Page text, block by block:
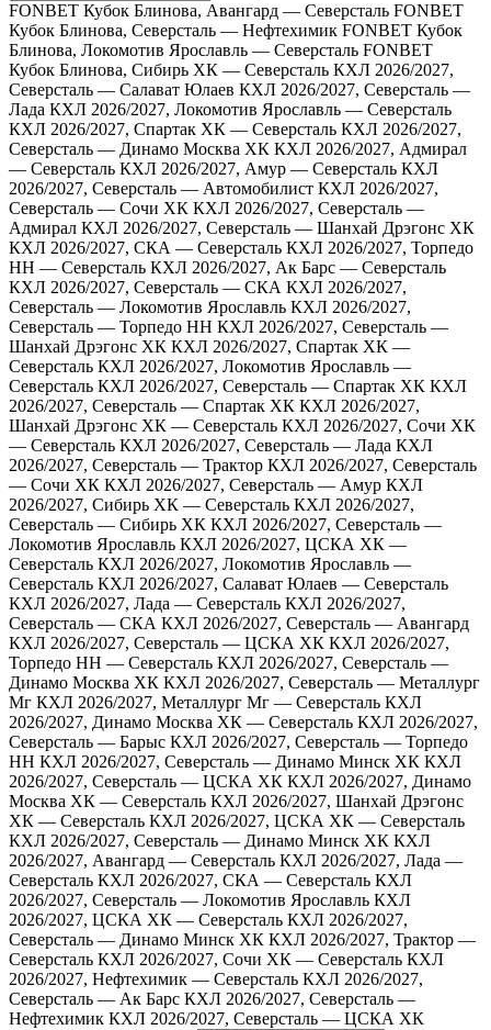
FONBET Кубок Блинова, Авангард — Северсталь FONBET
Кубок Блинова, Северсталь — Нефтехимик FONBET Кубок
Блинова, Локомотив Ярославль — Северсталь FONBET
Кубок Блинова, Сибирь ХК — Северсталь КХЛ 2026/2027,
Северсталь — Салават Юлаев КХЛ 2026/2027, Северсталь —
Лада КХЛ 2026/2027, Локомотив Ярославль — Северсталь
КХЛ 2026/2027, Спартак ХК — Северсталь КХЛ 2026/2027,
Северсталь — Динамо Москва ХК КХЛ 2026/2027, Адмирал
— Северсталь КХЛ 2026/2027, Амур — Северсталь КХЛ
2026/2027, Северсталь — Автомобилист КХЛ 2026/2027,
Северсталь — Сочи ХК КХЛ 2026/2027, Северсталь —
Адмирал КХЛ 2026/2027, Северсталь — Шанхай Дрэгонс ХК
КХЛ 2026/2027, СКА — Северсталь КХЛ 2026/2027, Торпедо
НН — Северсталь КХЛ 2026/2027, Ак Барс — Северсталь
КХЛ 2026/2027, Северсталь — СКА КХЛ 2026/2027,
Северсталь — Локомотив Ярославль КХЛ 2026/2027,
Северсталь — Торпедо НН КХЛ 2026/2027, Северсталь —
Шанхай Дрэгонс ХК КХЛ 2026/2027, Спартак ХК —
Северсталь КХЛ 2026/2027, Локомотив Ярославль —
Северсталь КХЛ 2026/2027, Северсталь — Спартак ХК КХЛ
2026/2027, Северсталь — Спартак ХК КХЛ 2026/2027,
Шанхай Дрэгонс ХК — Северсталь КХЛ 2026/2027, Сочи ХК
— Северсталь КХЛ 2026/2027, Северсталь — Лада КХЛ
2026/2027, Северсталь — Трактор КХЛ 2026/2027, Северсталь
— Сочи ХК КХЛ 2026/2027, Северсталь — Амур КХЛ
2026/2027, Сибирь ХК — Северсталь КХЛ 2026/2027,
Северсталь — Сибирь ХК КХЛ 2026/2027, Северсталь —
Локомотив Ярославль КХЛ 2026/2027, ЦСКА ХК —
Северсталь КХЛ 2026/2027, Локомотив Ярославль —
Северсталь КХЛ 2026/2027, Салават Юлаев — Северсталь
КХЛ 2026/2027, Лада — Северсталь КХЛ 2026/2027,
Северсталь — СКА КХЛ 2026/2027, Северсталь — Авангард
КХЛ 2026/2027, Северсталь — ЦСКА ХК КХЛ 2026/2027,
Торпедо НН — Северсталь КХЛ 2026/2027, Северсталь —
Динамо Москва ХК КХЛ 2026/2027, Северсталь — Металлург
Мг КХЛ 2026/2027, Металлург Мг — Северсталь КХЛ
2026/2027, Динамо Москва ХК — Северсталь КХЛ 2026/2027,
Северсталь — Барыс КХЛ 2026/2027, Северсталь — Торпедо
НН КХЛ 2026/2027, Северсталь — Динамо Минск ХК КХЛ
2026/2027, Северсталь — ЦСКА ХК КХЛ 2026/2027, Динамо
Москва ХК — Северсталь КХЛ 2026/2027, Шанхай Дрэгонс
ХК — Северсталь КХЛ 2026/2027, ЦСКА ХК — Северсталь
КХЛ 2026/2027, Северсталь — Динамо Минск ХК КХЛ
2026/2027, Авангард — Северсталь КХЛ 2026/2027, Лада —
Северсталь КХЛ 2026/2027, СКА — Северсталь КХЛ
2026/2027, Северсталь — Локомотив Ярославль КХЛ
2026/2027, ЦСКА ХК — Северсталь КХЛ 2026/2027,
Северсталь — Динамо Минск ХК КХЛ 2026/2027, Трактор —
Северсталь КХЛ 2026/2027, Сочи ХК — Северсталь КХЛ
2026/2027, Нефтехимик — Северсталь КХЛ 2026/2027,
Северсталь — Ак Барс КХЛ 2026/2027, Северсталь —
Нефтехимик КХЛ 2026/2027, Северсталь — ЦСКА ХК